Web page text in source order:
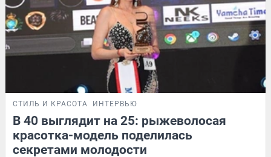
СТИЛЬ И КРАСОТА ИНТЕРВЬЮ
В 40 выглядит на 25: рыжеволосая
красотка-модель поделилась
секретами молодости